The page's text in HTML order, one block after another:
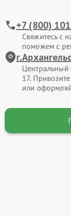
+7 (800)
Свяжитесь с
поможем с
Центральный
17.
или